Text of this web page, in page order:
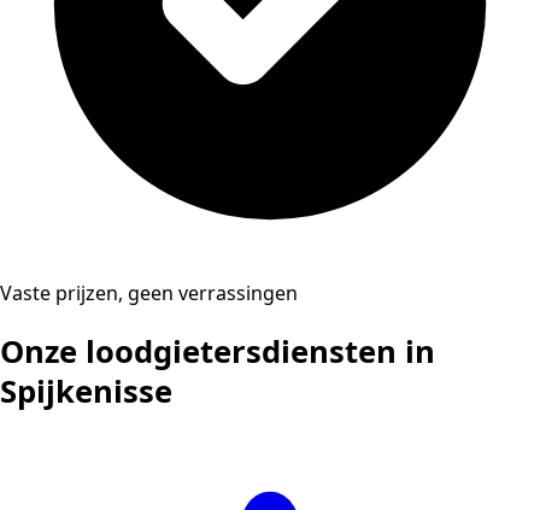
Vaste prijzen, geen verrassingen
Onze loodgietersdiensten in
Spijkenisse